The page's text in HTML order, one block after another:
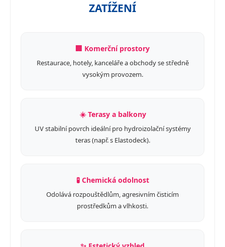
ZATÍŽENÍ
🏢 Komerční prostory
Restaurace, hotely, kanceláře a obchody se středně
vysokým provozem.
☀️ Terasy a balkony
UV stabilní povrch ideální pro hydroizolační systémy
teras (např. s Elastodeck).
🧪 Chemická odolnost
Odolává rozpouštědlům, agresivním čisticím
prostředkům a vlhkosti.